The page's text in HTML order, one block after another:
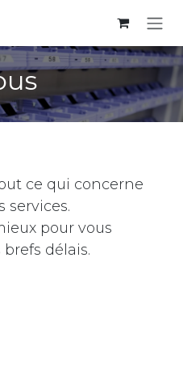
ce qui concerne
services.
pour vous
délais.